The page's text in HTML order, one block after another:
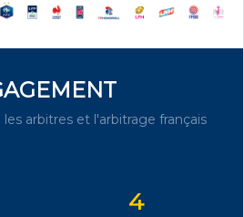
arbitres et l'arbitrage français
4